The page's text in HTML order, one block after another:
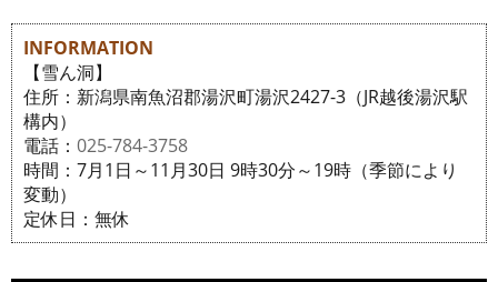
INFORMATION
【雪ん洞】
住所：新潟県南魚沼郡湯沢町湯沢2427-3（JR越後湯沢駅
構内）
電話： 025-784-3758
時間：7月1日～11月30日 9時30分～19時（季節により
変動）
定休日：無休